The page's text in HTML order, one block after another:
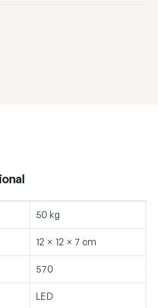
50 kg
12 × 12 × 7 cm
570
LED